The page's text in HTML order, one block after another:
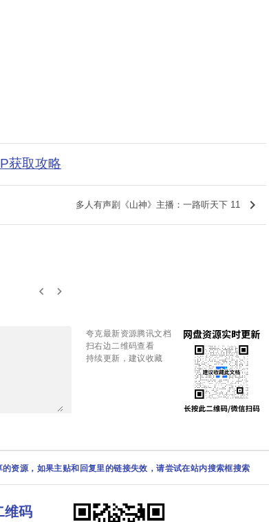
获取攻略
多人有声剧《山神》主播：一路听天下 11 keyboard_arrow_right
keyboard_arrow_left keyboard_arrow_right
夸克最新资源腾讯文档
扫右边二维码查看
持续更新，建议收藏
资源，如果主贴和回复里的链接失效，请尝试在站内搜索框搜索
维码